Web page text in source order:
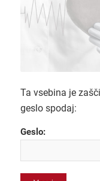
Ta vsebina je
geslo spodaj:
Geslo: